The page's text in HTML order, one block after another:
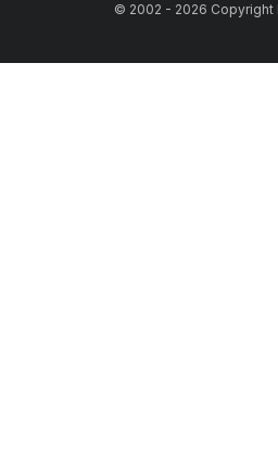
© 2002 - 2026 Copyright